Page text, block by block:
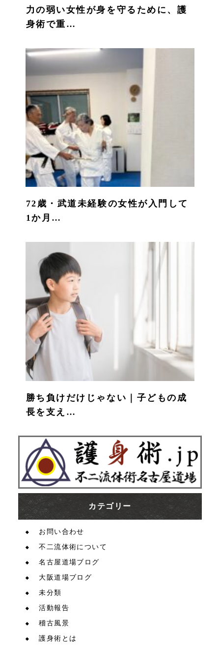
力の弱い女性が身を守るために、護
身術で重…
72歳・武道未経験の女性が入門して
1か月…
勝ち負けだけじゃない｜子どもの成
長を支え…
カテゴリー
お問い合わせ
不二流体術について
名古屋道場ブログ
大阪道場ブログ
未分類
活動報告
稽古風景
護身術とは